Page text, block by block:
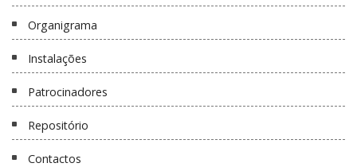
Organigrama
Instalações
Patrocinadores
Repositório
Contactos